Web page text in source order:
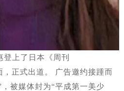
登上了日本《周刊
正式出道。 广告邀约接踵而
被媒体封为“平成第一美少